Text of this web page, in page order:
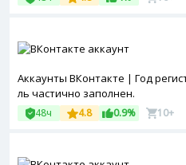
Аккаунты ВКонтакте | Год
ль частично заполнен.
48ч 4.8 0.9% 10+